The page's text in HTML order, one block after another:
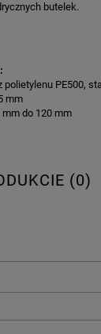
butelek.
polietylenu PE500,
mm
mm do 120 mm
(0)